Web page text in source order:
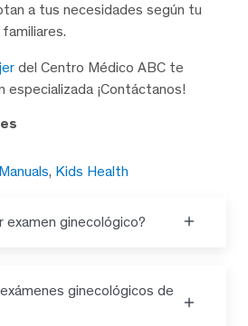
a tus necesidades según tu
del Centro Médico ABC te
especializada ¡Contáctanos!
, Kids Health
examen ginecológico?
ginecológicos de